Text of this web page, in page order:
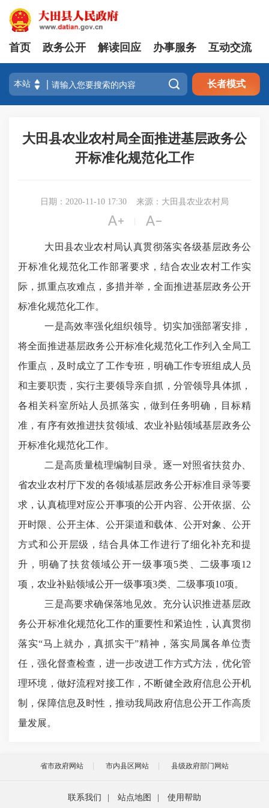
首页 政务公开 解读回应 办事服务 互动交流
 长者模式
大田县农业农村局全面推进基层政务公
开标准化规范化工作
日期：2020-11-10 17:30 来源：大田县农业农村局
 
大田县农业农村局认真贯彻落实各级基层政务公
开标准化规范化工作部署要求，结合农业农村工作实
际，抓重点攻难点，多措并举，全面推进基层政务公开
标准化规范化工作。
一是高效率强化组织领导。切实加强部署安排，
将全面推进基层政务公开标准化规范化工作列入全局工
作重点，及时成立了工作专班，明确工作专班组成人员
和主要职责，实行主要领导亲自抓，分管领导具体抓，
各相关科室所站人员抓落实，做到任务明确，目标精
准，有序有效推进扶贫领域、农业补贴领域基层政务公
开标准化规范化工作。
二是高质量梳理编制目录。逐一对照省扶贫办、
省农业农村厅下发的各领域基层政务公开标准目录等要
求，认真梳理对应公开事项的公开内容、公开依据、公
开时限、公开主体、公开渠道和载体、公开对象、公开
方式和公开层级，结合具体工作进行了细化补充和提
升，明确了扶贫领域公开一级事项5类、二级事项12
项，农业补贴领域公开一级事项3类、二级事项10项。
三是高要求确保落地见效。充分认识推进基层政
务公开标准化规范化工作的重要性和紧迫性，认真贯彻
落实“马上就办，真抓实干”精神，落实局属各单位责
任，强化督查检查，进一步改进工作方式方法，优化管
理环境， 做好流程对接工作，不断健全政府信息公开机
制，保障信息及时性， 推动我局政府信息公开工作高质
量发展。
省市政府网站 市内县区网站 县级政府部门网站
联系我们 站点地图 使用帮助